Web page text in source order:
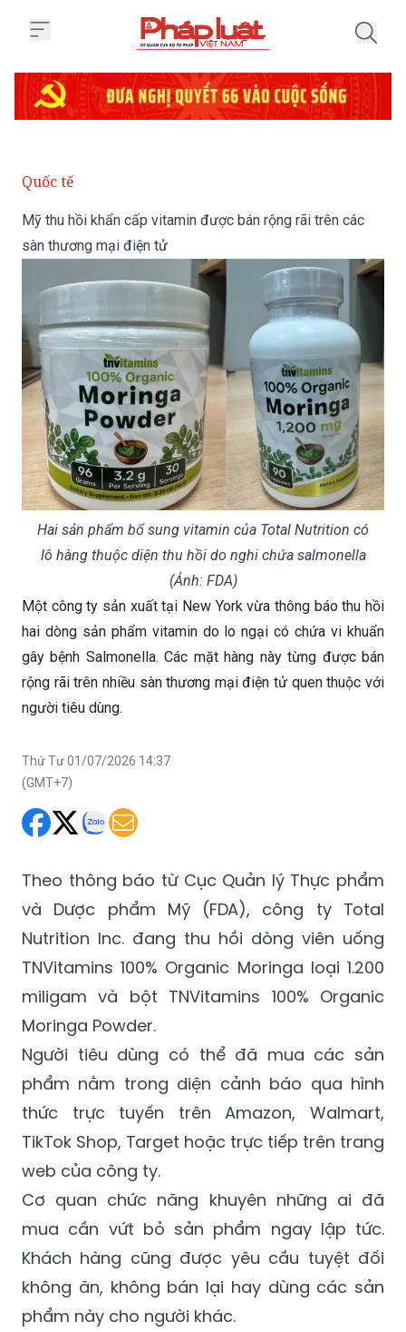
Quốc tế
Mỹ thu hồi khẩn cấp vitamin được bán rộng rãi trên các
sàn thương mại điện tử
Hai sản phẩm bổ sung vitamin của Total Nutrition có
lô hàng thuộc diện thu hồi do nghi chứa salmonella
(Ảnh: FDA)
Một công ty sản xuất tại New York vừa thông báo thu hồi
hai dòng sản phẩm vitamin do lo ngại có chứa vi khuẩn
gây bệnh Salmonella. Các mặt hàng này từng được bán
rộng rãi trên nhiều sàn thương mại điện tử quen thuộc với
người tiêu dùng.
Thứ Tư 01/07/2026 14:37
(GMT+7)
Theo thông báo từ Cục Quản lý Thực phẩm
và Dược phẩm Mỹ (FDA), công ty Total
Nutrition Inc. đang thu hồi dòng viên uống
TNVitamins 100% Organic Moringa loại 1.200
miligam và bột TNVitamins 100% Organic
Moringa Powder.
Người tiêu dùng có thể đã mua các sản
phẩm nằm trong diện cảnh báo qua hình
thức trực tuyến trên Amazon, Walmart,
TikTok Shop, Target hoặc trực tiếp trên trang
web của công ty.
Cơ quan chức năng khuyên những ai đã
mua cần vứt bỏ sản phẩm ngay lập tức.
Khách hàng cũng được yêu cầu tuyệt đối
không ăn, không bán lại hay dùng các sản
phẩm này cho người khác.